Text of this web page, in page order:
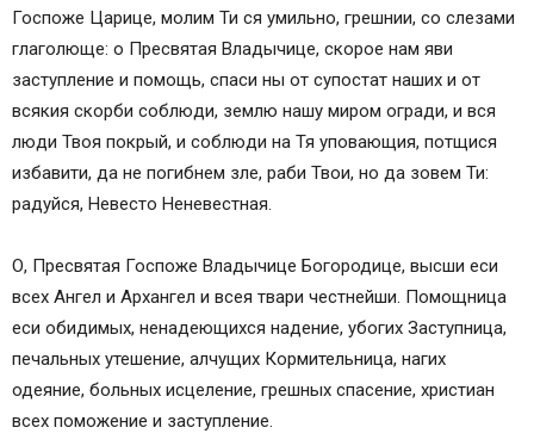
Госпоже Царице, молим Ти ся умильно, грешнии, со слезами
глаголюще: о Пресвятая Владычице, скорое нам яви
заступление и помощь, спаси ны от супостат наших и от
всякия скорби соблюди, землю нашу миром огради, и вся
люди Твоя покрый, и соблюди на Тя уповающия, потщися
избавити, да не погибнем зле, раби Твои, но да зовем Ти:
радуйся, Невесто Неневестная.
О, Пресвятая Госпоже Владычице Богородице, высши еси
всех Ангел и Архангел и всея твари честнейши. Помощница
еси обидимых, ненадеющихся надение, убогих Заступница,
печальных утешение, алчущих Кормительница, нагих
одеяние, больных исцеление, грешных спасение, христиан
всех поможение и заступление.